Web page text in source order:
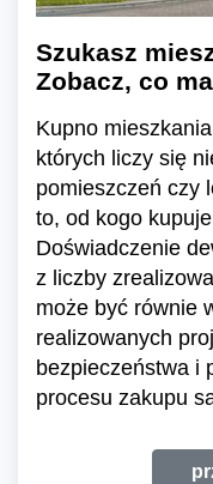
Szukasz
Zobacz, co
Kupno
których liczy się
pomieszczeń czy
to, od kogo
Doświadczenie
z liczby
może być równie
realizowanych
bezpieczeństwa i
procesu zakupu